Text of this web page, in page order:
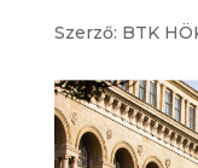
Szerző: BTK